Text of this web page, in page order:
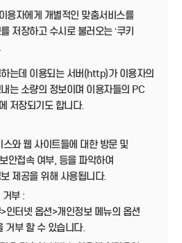
용자에게 개별적인 맞춤서비스를
저장하고 수시로 불러오는 ‘쿠키
는데 이용되는 서버(http)가 이용자의
는 소량의 정보이며 이용자들의 PC
저장되기도 합니다.
와 웹 사이트들에 대한 방문 및
안접속 여부, 등을 파악하여
제공을 위해 사용됩니다.
거부 :
인터넷 옵션>개인정보 메뉴의 옵션
거부 할 수 있습니다.